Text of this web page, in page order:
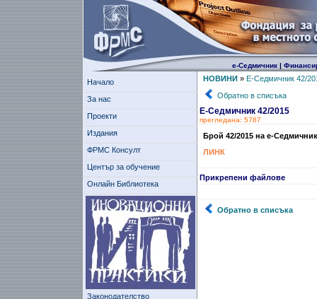
е-Седмичник|
Начало
За нас
Проекти
Издания
ФРМС Консулт
Център за обучение
Онлайн Библиотека
Законодателство
НОВИНИ» Е-Седмичник 42/
Обратно в списъка
Е-Седмичник 42/2015
прегледана: 5787
Брой 42/2015 на е-
ЛИНК
Прикрепени файлове
Обратно в списъка